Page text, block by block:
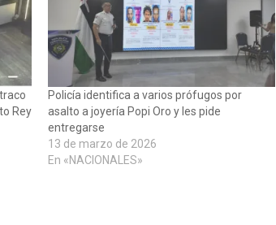
Rey
Policía identifica a varios prófugos por
asalto a joyería Popi Oro y les pide
entregarse
13 de marzo de 2026
En «NACIONALES»